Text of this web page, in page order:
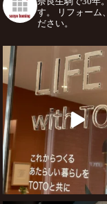
す。
リフォーム
ださい。